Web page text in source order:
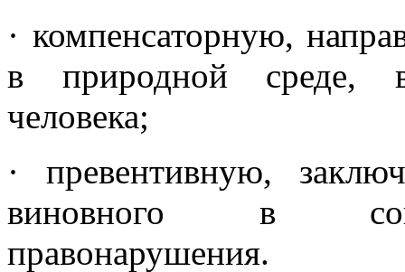
· компенсаторную,
в природной среде,
человека;
· превентивную,
виновного в
правонарушения.